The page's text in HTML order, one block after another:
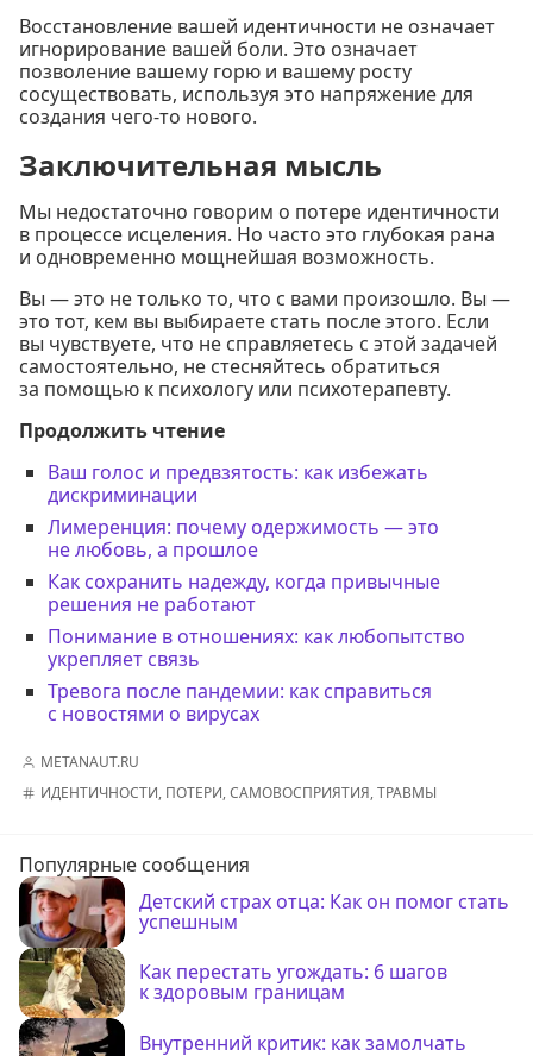
Восстановление вашей идентичности не означает
игнорирование вашей боли. Это означает
позволение вашему горю и вашему росту
сосуществовать, используя это напряжение для
создания чего-то нового.
Заключительная мысль
Мы недостаточно говорим о потере идентичности
в процессе исцеления. Но часто это глубокая рана
и одновременно мощнейшая возможность.
Вы — это не только то, что с вами произошло. Вы —
это тот, кем вы выбираете стать после этого. Если
вы чувствуете, что не справляетесь с этой задачей
самостоятельно, не стесняйтесь обратиться
за помощью к психологу или психотерапевту.
Продолжить чтение
Ваш голос и предвзятость: как избежать
дискриминации
Лимеренция: почему одержимость — это
не любовь, а прошлое
Как сохранить надежду, когда привычные
решения не работают
Понимание в отношениях: как любопытство
укрепляет связь
Тревога после пандемии: как справиться
с новостями о вирусах
METANAUT.RU
ИДЕНТИЧНОСТИ, ПОТЕРИ,САМОВОСПРИЯТИЯ,ТРАВМЫ
Популярные сообщения
Детский страх отца: Как он помог стать
успешным
Как перестать угождать: 6 шагов
к здоровым границам
Внутренний критик: как замолчать